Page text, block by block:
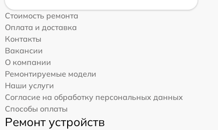
Стоимость ремонта
Оплата и доставка
Контакты
Вакансии
О компании
Ремонтируемые модели
Наши услуги
Согласие на обработку персональных данных
Способы оплаты
Ремонт устройств